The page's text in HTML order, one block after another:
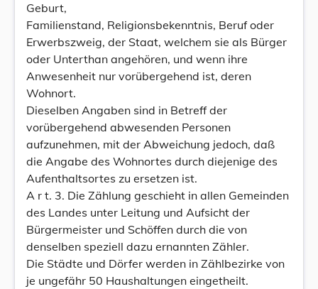
Geburt,
Familienstand, Religionsbekenntnis, Beruf oder
Erwerbszweig, der Staat, welchem sie als Bürger
oder Unterthan angehören, und wenn ihre
Anwesenheit nur vorübergehend ist, deren
Wohnort.
Dieselben Angaben sind in Betreff der
vorübergehend abwesenden Personen
aufzunehmen, mit der Abweichung jedoch, daß
die Angabe des Wohnortes durch diejenige des
Aufenthaltsortes zu ersetzen ist.
A r t. 3. Die Zählung geschieht in allen Gemeinden
des Landes unter Leitung und Aufsicht der
Bürgermeister und Schöffen durch die von
denselben speziell dazu ernannten Zähler.
Die Städte und Dörfer werden in Zählbezirke von
je ungefähr 50 Haushaltungen eingetheilt.